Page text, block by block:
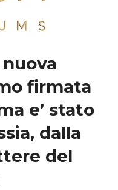
nuova
firmata
e’ stato
dalla
del